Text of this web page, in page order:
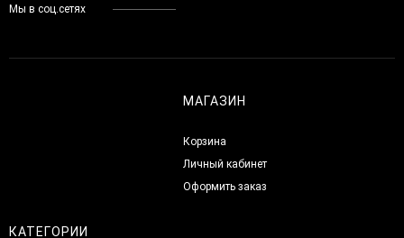
Мы в соц.сетях
МАГАЗИН
Корзина
Личный кабинет
Оформить заказ
КАТЕГОРИИ